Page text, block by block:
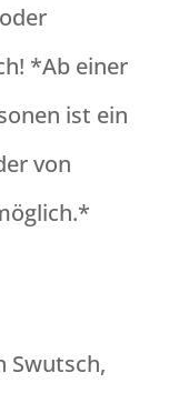
*Ab einer
ist ein
von
Swutsch,